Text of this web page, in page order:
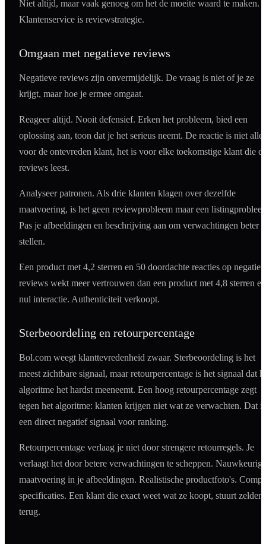
Niet altijd, maar vaak genoeg om het de moeite waard te maken.
Klantenservice is reviewstrategie.
Omgaan met negatieve reviews
Negatieve reviews zijn onvermijdelijk. De vraag is niet of je ze
krijgt, maar hoe je ermee omgaat.
Reageer altijd. Nooit defensief. Erken het probleem, bied een
oplossing aan, toon dat je het serieus neemt. De reactie is niet
voor de ontevreden klant, het is voor elke toekomstige klant die
reviews leest.
Analyseer patronen. Als drie klanten klagen over dezelfde
maatvoering, is het geen reviewprobleem maar een
Pas je afbeeldingen en beschrijving aan om verwachtingen beter
stellen.
Een product met 4,2 sterren en 50 doordachte reacties op
reviews wekt meer vertrouwen dan een product met 4,8 sterren en
nul interactie. Authenticiteit verkoopt.
Sterbeoordeling en retourpercentage
Bol.com weegt klanttevredenheid zwaar. Sterbeoordeling is het
meest zichtbare signaal, maar retourpercentage is het signaal dat
algoritme het hardst meeneemt. Een hoog retourpercentage zegt
tegen het algoritme: klanten krijgen niet wat ze verwachten. Dat is
een direct negatief signaal voor ranking.
Retourpercentage verlaag je niet door strengere retourregels. Je
verlaagt het door betere verwachtingen te scheppen. Nauwkeurige
maatvoering in je afbeeldingen. Realistische productfoto's.
specificaties. Een klant die exact weet wat ze koopt, stuurt zelden
terug.